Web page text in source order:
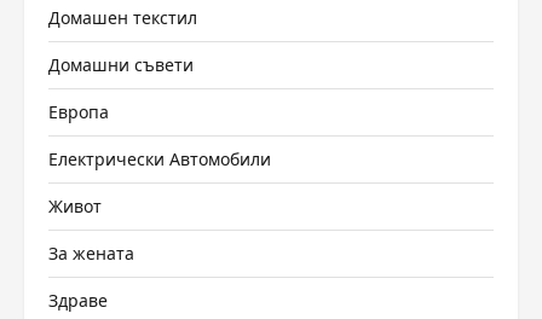
Домашен текстил
Домашни съвети
Европа
Електрически Автомобили
Живот
За жената
Здраве